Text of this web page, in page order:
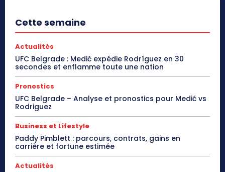
Cette semaine
Actualités
UFC Belgrade : Medić expédie Rodríguez en 30
secondes et enflamme toute une nation
Pronostics
UFC Belgrade – Analyse et pronostics pour Medić vs
Rodriguez
Business et Lifestyle
Paddy Pimblett : parcours, contrats, gains en
carrière et fortune estimée
Actualités